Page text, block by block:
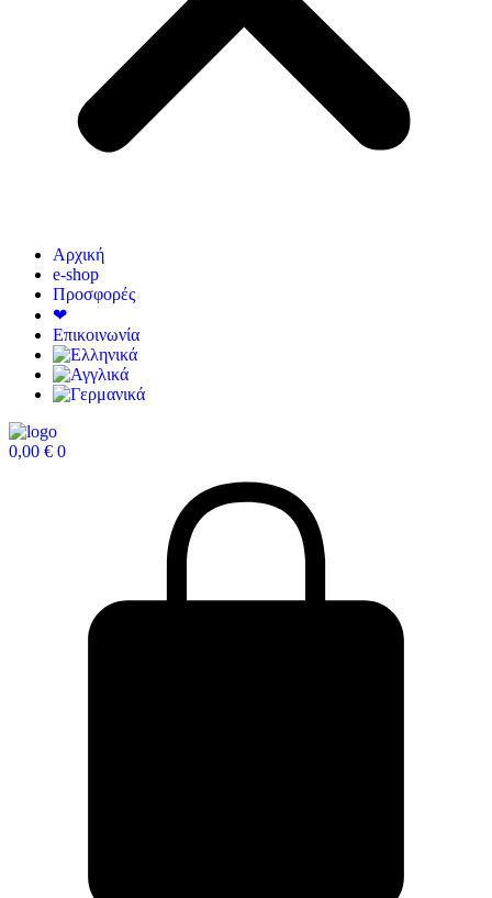
Αρχική
e-shop
Προσφορές
❤
Επικοινωνία
0,00 € 0